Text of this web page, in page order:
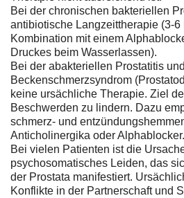
Bei der chronischen bakteriellen
antibiotische Langzeittherapie (3-6
Kombination mit einem
Druckes beim Wasserlassen).
Bei der abakteriellen Prostatitis
Beckenschmerzsyndrom
keine ursächliche Therapie. Ziel
Beschwerden zu lindern. Dazu
schmerz- und
Anticholinergika oder Alphablocker.
Bei vielen Patienten ist die
psychosomatisches Leiden, das
der Prostata manifestiert.
Konflikte in der Partnerschaft und